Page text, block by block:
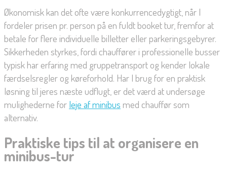
Økonomisk kan det ofte være konkurrencedygtigt, når I
fordeler prisen pr. person på en fuldt booket tur, fremfor at
betale for flere individuelle billetter eller parkeringsgebyrer.
Sikkerheden styrkes, fordi chauffører i professionelle busser
typisk har erfaring med gruppetransport og kender lokale
færdselsregler og køreforhold. Har I brug for en praktisk
løsning til jeres næste udflugt, er det værd at undersøge
mulighederne for leje af minibus med chauffør som
alternativ.
Praktiske tips til at organisere en
minibus-tur